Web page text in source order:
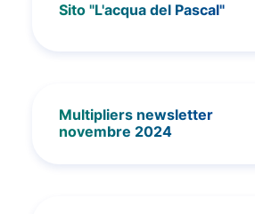
Sito "L'acqua del Pascal"
Multipliers newsletter
novembre 2024